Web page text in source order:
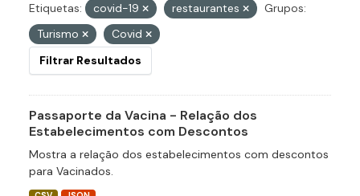
Etiquetas: covid-19 restaurantes
Grupos:
Turismo
Covid
Filtrar Resultados
Passaporte da Vacina - Relação dos
Estabelecimentos com Descontos
Mostra a relação dos estabelecimentos com descontos
para Vacinados.